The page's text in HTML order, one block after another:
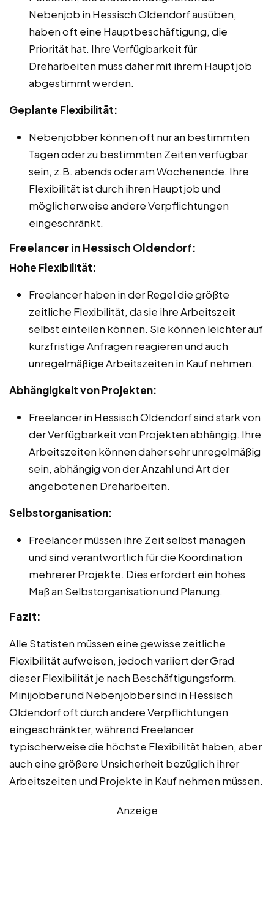
Nebenjob in Hessisch Oldendorf ausüben,
haben oft eine Hauptbeschäftigung, die
Priorität hat. Ihre Verfügbarkeit für
Dreharbeiten muss daher mit ihrem Hauptjob
abgestimmt werden.
Geplante Flexibilität:
Nebenjobber können oft nur an bestimmten
Tagen oder zu bestimmten Zeiten verfügbar
sein, z.B. abends oder am Wochenende. Ihre
Flexibilität ist durch ihren Hauptjob und
möglicherweise andere Verpflichtungen
eingeschränkt.
Freelancer in Hessisch Oldendorf:
Hohe Flexibilität:
Freelancer haben in der Regel die größte
zeitliche Flexibilität, da sie ihre Arbeitszeit
selbst einteilen können. Sie können leichter auf
kurzfristige Anfragen reagieren und auch
unregelmäßige Arbeitszeiten in Kauf nehmen.
Abhängigkeit von Projekten:
Freelancer in Hessisch Oldendorf sind stark von
der Verfügbarkeit von Projekten abhängig. Ihre
Arbeitszeiten können daher sehr unregelmäßig
sein, abhängig von der Anzahl und Art der
angebotenen Dreharbeiten.
Selbstorganisation:
Freelancer müssen ihre Zeit selbst managen
und sind verantwortlich für die Koordination
mehrerer Projekte. Dies erfordert ein hohes
Maß an Selbstorganisation und Planung.
Fazit:
Alle Statisten müssen eine gewisse zeitliche
Flexibilität aufweisen, jedoch variiert der Grad
dieser Flexibilität je nach Beschäftigungsform.
Minijobber und Nebenjobber sind in Hessisch
Oldendorf oft durch andere Verpflichtungen
eingeschränkter, während Freelancer
typischerweise die höchste Flexibilität haben, aber
auch eine größere Unsicherheit bezüglich ihrer
Arbeitszeiten und Projekte in Kauf nehmen müssen.
Anzeige